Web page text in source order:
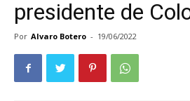
presidente de
Por Alvaro Botero - 19/06/2022